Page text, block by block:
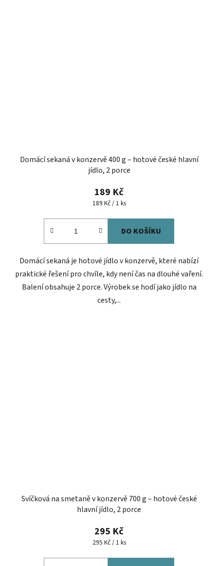
Domácí sekaná v konzervě 400 g – hotové české hlavní
jídlo, 2 porce
189 Kč
Měrná
189 Kč / 1 ks
DO KOŠÍKU
Domácí sekaná je hotové jídlo v konzervě, které nabízí
praktické řešení pro chvíle, kdy není čas na dlouhé vaření.
Balení obsahuje 2 porce. Výrobek se hodí jako jídlo na
cesty,...
Svíčková na smetaně v konzervě 700 g – hotové české
hlavní jídlo, 2 porce
295 Kč
Měrná
295 Kč / 1 ks